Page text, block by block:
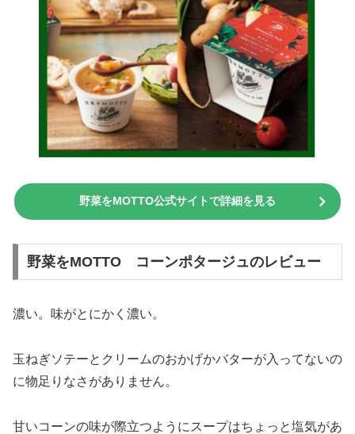
野菜をMOTTO公式サイトで詳細を見る
野菜をMOTTO コーンポタージュのレビュー
濃い。味がとにかく濃い。
玉ねぎソテーとクリームのおかげかバターが入ってないの
に物足りなさがありません。
甘いコーンの味が際立つようにスープはちょっと塩気があ